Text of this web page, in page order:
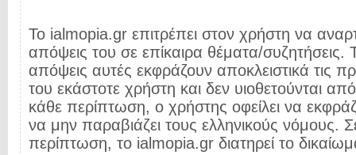
Το ialmopia.gr επιτρέπει στον χρήστη να
απόψεις του σε επίκαιρα θέματα/συζητήσεις.
απόψεις αυτές εκφράζουν αποκλειστικά τις
του εκάστοτε χρήστη και δεν υιοθετούνται
κάθε περίπτωση, ο χρήστης οφείλει να
να μην παραβιάζει τους ελληνικούς νόμους.
περίπτωση, το ialmopia.gr διατηρεί το